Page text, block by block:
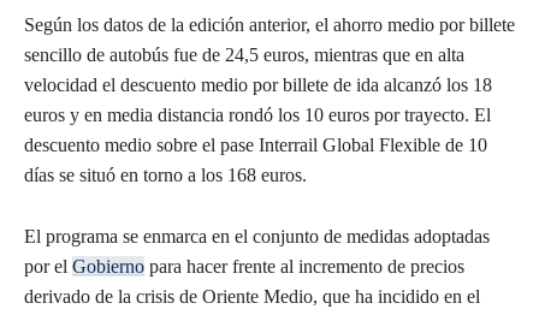
Según los datos de la edición anterior, el ahorro medio por billete
sencillo de autobús fue de 24,5 euros, mientras que en alta
velocidad el descuento medio por billete de ida alcanzó los 18
euros y en media distancia rondó los 10 euros por trayecto. El
descuento medio sobre el pase Interrail Global Flexible de 10
días se situó en torno a los 168 euros.
El programa se enmarca en el conjunto de medidas adoptadas
por el Gobierno para hacer frente al incremento de precios
derivado de la crisis de Oriente Medio, que ha incidido en el